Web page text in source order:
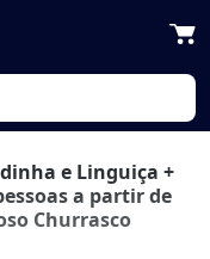
e Linguiça +
a partir de
Churrasco